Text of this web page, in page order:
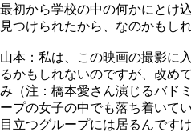
最初から学校の中の何かにとけ
見つけられたから、なのかもし
山本：私は、この映画の撮影に
るかもしれないのですが、改め
み（注：橋本愛さん演じるバド
ープの女子の中でも落ち着いて
目立つグループには居るんです